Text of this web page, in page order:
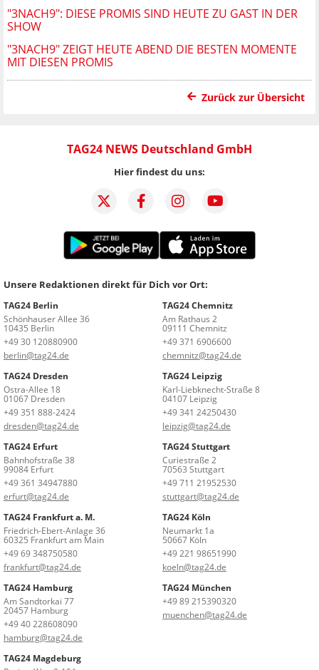
"3NACH9": DIESE PROMIS SIND HEUTE ZU GAST IN DER
SHOW
"3NACH9" ZEIGT HEUTE ABEND DIE BESTEN MOMENTE
MIT DIESEN PROMIS
Zurück zur Übersicht
TAG24 NEWS Deutschland GmbH
Hier findest du uns:
Unsere Redaktionen direkt für Dich vor Ort:
TAG24 Berlin
Schönhauser Allee 36
10435 Berlin
+49 30 120880900
berlin@tag24.de
TAG24 Chemnitz
Am Rathaus 2
09111 Chemnitz
+49 371 6906600
chemnitz@tag24.de
TAG24 Dresden
Ostra-Allee 18
01067 Dresden
+49 351 888-2424
dresden@tag24.de
TAG24 Leipzig
Karl-Liebknecht-Straße 8
04107 Leipzig
+49 341 24250430
leipzig@tag24.de
TAG24 Erfurt
Bahnhofstraße 38
99084 Erfurt
+49 361 34947880
erfurt@tag24.de
TAG24 Stuttgart
Curiestraße 2
70563 Stuttgart
+49 711 21952530
stuttgart@tag24.de
TAG24 Frankfurt a. M.
Friedrich-Ebert-Anlage 36
60325 Frankfurt am Main
+49 69 348750580
frankfurt@tag24.de
TAG24 Köln
Neumarkt 1a
50667 Köln
+49 221 98651990
koeln@tag24.de
TAG24 Hamburg
Am Sandtorkai 77
20457 Hamburg
+49 40 228608090
hamburg@tag24.de
TAG24 München
+49 89 215390320
muenchen@tag24.de
TAG24 Magdeburg